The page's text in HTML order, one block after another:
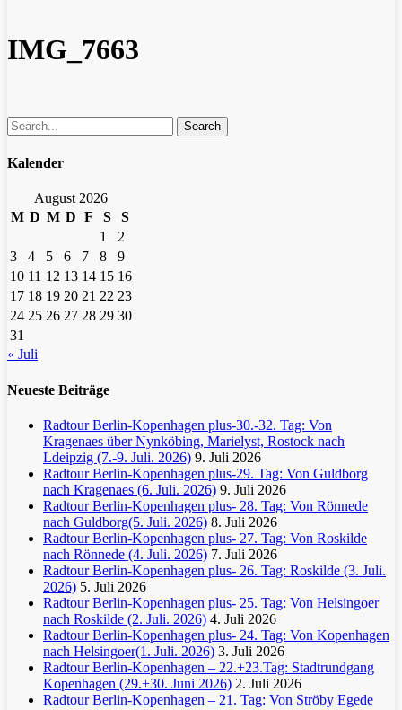
IMG_7663
Search
Kalender
August 2026
M D M D F S
S
1
2
3
4 5 6 7 8
9
10 11 12 13 14 15 16
17 18 19 20 21 22 23
24 25 26 27 28 29 30
31
« Juli
Neueste Beiträge
Radtour Berlin-Kopenhagen plus-30.-32. Tag: Von
Kragenaes über Nynköbing, Marielyst, Rostock nach
Ldeipzig (7.-9. Juli. 2026) 9. Juli 2026
Radtour Berlin-Kopenhagen plus-29. Tag: Von Guldborg
nach Kragenaes (6. Juli. 2026) 9. Juli 2026
Radtour Berlin-Kopenhagen plus- 28. Tag: Von Rönnede
nach Guldborg(5. Juli. 2026) 8. Juli 2026
Radtour Berlin-Kopenhagen plus- 27. Tag: Von Roskilde
nach Rönnede (4. Juli. 2026) 7. Juli 2026
Radtour Berlin-Kopenhagen plus- 26. Tag: Roskilde (3. Juli.
2026) 5. Juli 2026
Radtour Berlin-Kopenhagen plus- 25. Tag: Von Helsingoer
nach Roskilde (2. Juli. 2026) 4. Juli 2026
Radtour Berlin-Kopenhagen plus- 24. Tag: Von Kopenhagen
nach Helsingoer(1. Juli. 2026) 3. Juli 2026
Radtour Berlin-Kopenhagen – 22.+23.Tag: Stadtrundgang
Kopenhagen (29.+30. Juni 2026) 2. Juli 2026
Radtour Berlin-Kopenhagen – 21. Tag: Von Ströby Egede